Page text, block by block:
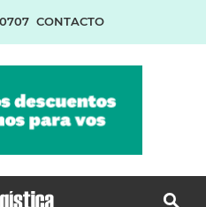
CONTACTO